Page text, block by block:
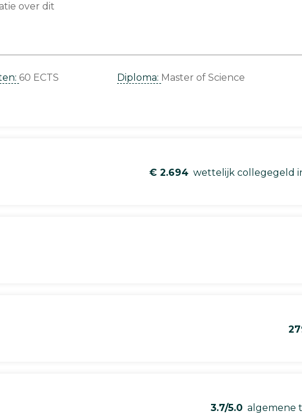
over dit
60 ECTS Diploma: Master of Science
€ 2.694 wettelijk collegegeld
3.7/5.0 algemene